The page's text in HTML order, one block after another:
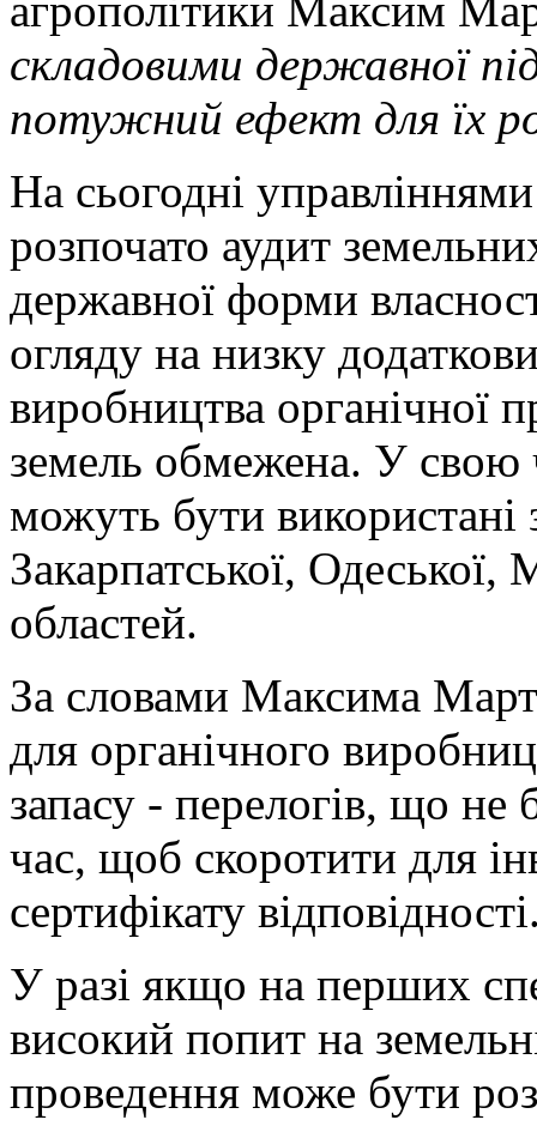
агрополітики Максим
складовими державної
потужний ефект для їх
На сьогодні
розпочато аудит
державної форми
огляду на низку
виробництва органічної
земель обмежена. У свою
можуть бути
Закарпатської, Одеської,
областей.
За словами Максима
для органічного
запасу - перелогів, що не
час, щоб скоротити для
сертифікату
У разі якщо на перших
високий попит на
проведення може бути